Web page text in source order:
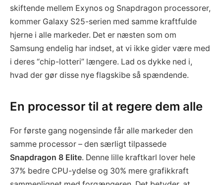
skiftende mellem Exynos og Snapdragon processorer,
kommer Galaxy S25-serien med samme kraftfulde
hjerne i alle markeder. Det er næsten som om
Samsung endelig har indset, at vi ikke gider være med
i deres “chip-lotteri” længere. Lad os dykke ned i,
hvad der gør disse nye flagskibe så spændende.
En processor til at regere dem alle
For første gang nogensinde får alle markeder den
samme processor – den særligt tilpassede
Snapdragon 8 Elite. Denne lille kraftkarl lover hele
37% bedre CPU-ydelse og 30% mere grafikkraft